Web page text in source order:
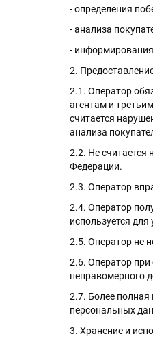
- определения
- анализа
-
2.
2.1. Оператор
агентам и
считается
анализа
2.2. Не
Федерации.
2.3. Оператор
2.4. Оператор
используется
2.5. Оператор не
2.6. Оператор
неправомерного
2.7. Более
персональных
3. Хранение и